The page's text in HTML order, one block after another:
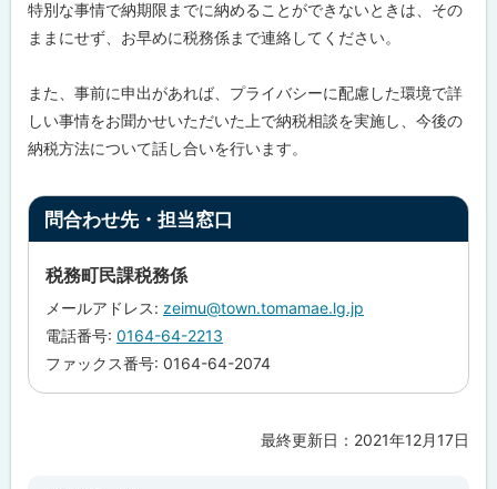
る
特別な事情で納期限までに納めることができないときは、その
ままにせず、お早めに税務係まで連絡してください。
また、事前に申出があれば、プライバシーに配慮した環境で詳
しい事情をお聞かせいただいた上で納税相談を実施し、今後の
納税方法について話し合いを行います。
ト
問合わせ先・担当窓口
税務町民課税務係
メールアドレス: zeimu@town.tomamae.lg.jp
電話番号: 0164-64-2213
ファックス番号: 0164-64-2074
最終更新日： 2021年12月17日